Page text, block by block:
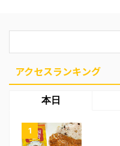
アクセスランキング
本日